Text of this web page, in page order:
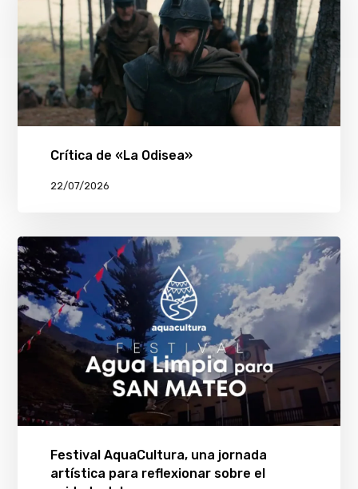
Crítica de «La Odisea»
22/07/2026
Festival AquaCultura, una jornada
artística para reflexionar sobre el